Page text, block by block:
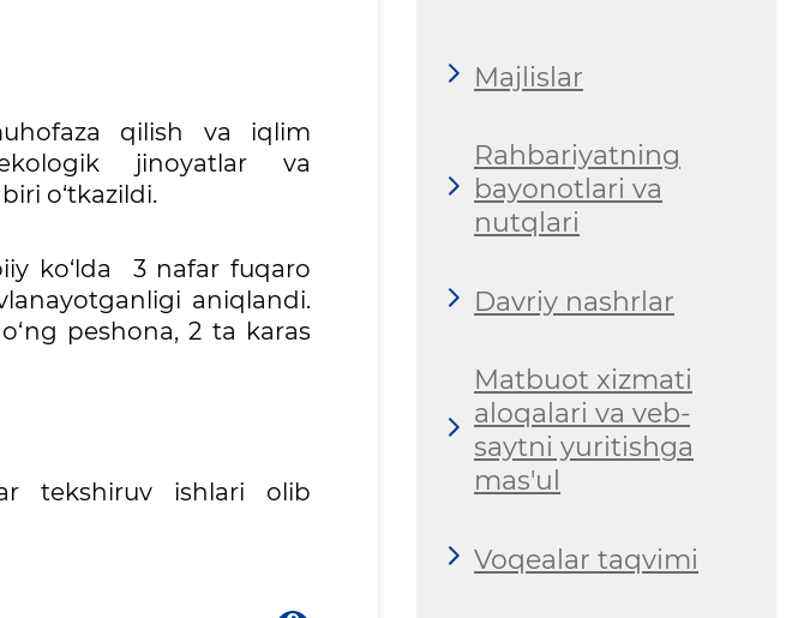
qilish va iqlim
jinoyatlar va
o‘tkazildi.
ko‘lda 3 nafar fuqaro
aniqlandi.
peshona, 2 ta karas
tekshiruv ishlari olib
Majlislar
Rahbariyatning
bayonotlari va
nutqlari
Davriy nashrlar
Matbuot xizmati
aloqalari va veb-
saytni yuritishga
mas'ul
Voqealar taqvimi